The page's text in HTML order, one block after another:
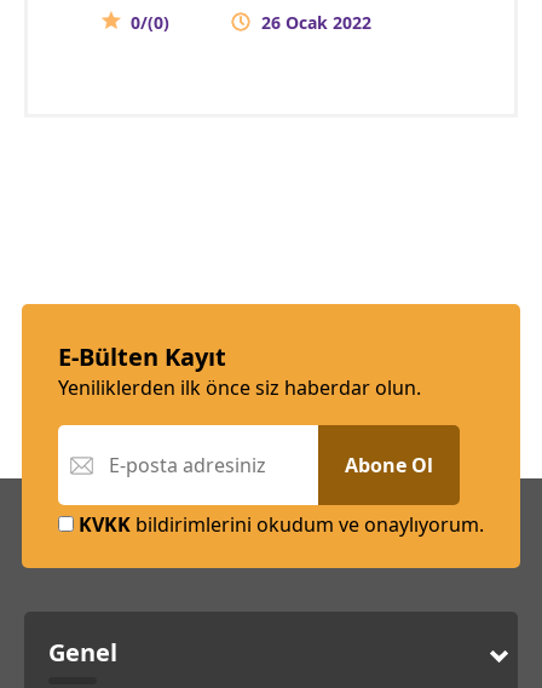
0/(0) 26 Ocak 2022
E-Bülten Kayıt
Yeniliklerden ilk önce siz haberdar olun.
Abone Ol
KVKK bildirimlerini okudum ve onaylıyorum.
Genel